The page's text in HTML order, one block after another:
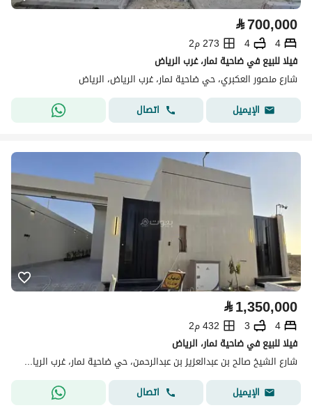
⃁700,000
4
4
273 م2
فيلا للبيع في ضاحية نمار، غرب الرياض
شارع منصور العكبري، حي ضاحية نمار، غرب الرياض، الرياض
الإيميل
اتصال
⃁1,350,000
4
3
432 م2
فيلا للبيع في ضاحية نمار، الرياض
شارع الشيخ صالح بن عبدالعزيز بن عبدالرحمن، حي ضاحية نمار، غرب الرياض، الرياض
الإيميل
اتصال